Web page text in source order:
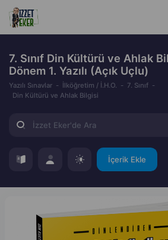
7. Sınıf Din Kültürü ve Ahlak
Dönem 1. Yazılı (Açık Uçlu)
Yazılı Sınavlar İlköğretim / İ.H.O.
7. Sınıf
Din Kültürü ve Ahlak Bilgisi
İçerik Ekle